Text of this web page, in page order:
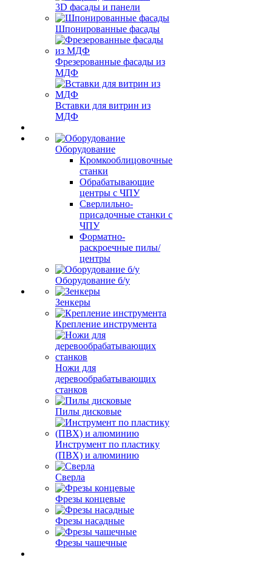
3D фасады и панели
Шпонированные фасады
Фрезерованные фасады из
МДФ
Вставки для витрин из
МДФ
Оборудование
Кромкооблицовочные
станки
Обрабатывающие
центры с ЧПУ
Сверлильно-
присадочные станки с
ЧПУ
Форматно-
раскроечные пилы/
центры
Оборудование б/у
Зенкеры
Крепление инструмента
Ножи для
деревообрабатывающих
станков
Пилы дисковые
Инструмент по пластику
(ПВХ) и алюминию
Сверла
Фрезы концевые
Фрезы насадные
Фрезы чашечные